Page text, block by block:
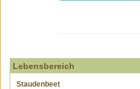
Lebensbereich
Staudenbeet